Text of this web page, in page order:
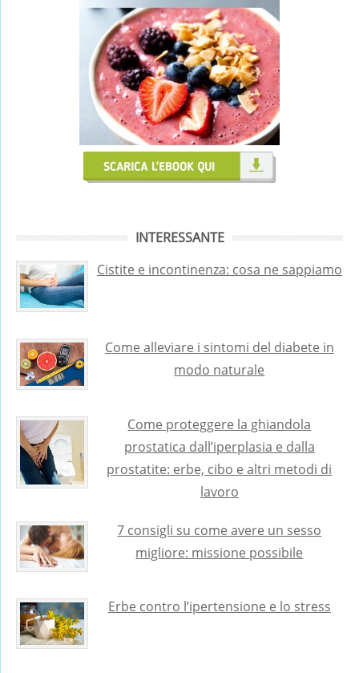
INTERESSANTE
Cistite e incontinenza: cosa ne sappiamo
Come alleviare i sintomi del diabete in
modo naturale
Come proteggere la ghiandola
prostatica dall’iperplasia e dalla
prostatite: erbe, cibo e altri metodi di
lavoro
7 consigli su come avere un sesso
migliore: missione possibile
Erbe contro l’ipertensione e lo stress